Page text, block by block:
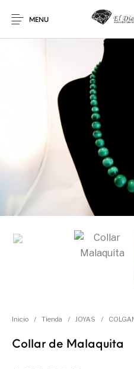
MENU
Novedades En oferta !
ESOTERISMO FÓSILES
Inicio / Tienda / JOYAS /
Collar de Malaquita